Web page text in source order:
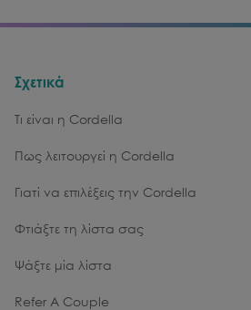
Σχετικά
Τι είναι η Cordella
Πως λειτουργεί η Cordella
Γιατί να επιλέξεις την Cordella
Φτιάξτε τη λίστα σας
Ψάξτε μία λίστα
Refer A Couple